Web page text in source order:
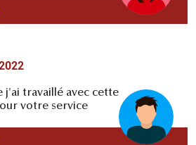
j'ai travaillé avec cette
votre service